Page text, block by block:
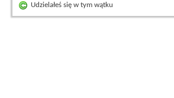
Udzielałeś się w tym wątku